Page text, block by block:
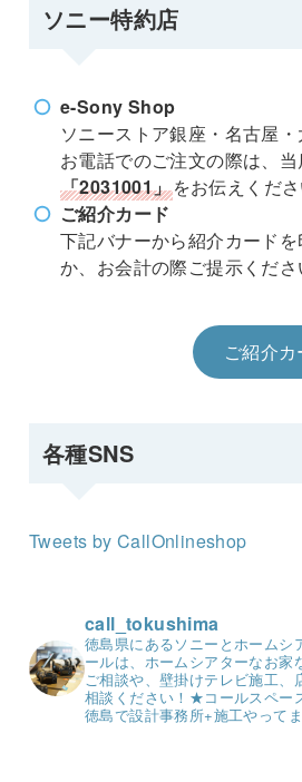
ソニー特約店
e-Sony Shop
ソニーストア銀座・名古屋
お電話でのご注文の際は、
「2031001」をお伝えくださ
ご紹介カード
下記バナーから紹介カード
か、お会計の際ご提示くださ
ご紹介カ
各種SNS
Tweets by CallOnlineshop
call_tokushima
徳島県にあるソニーとホーム
ールは、ホームシアターなお家
ご相談や、壁掛けテレビ施工、
相談ください！ ★コールスペー
徳島で設計事務所+施工やってま